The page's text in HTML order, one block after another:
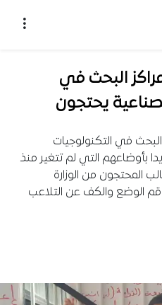
البحث في
يحتجون
البحث في التكنولوجيات
بأوضاعهم التي لم تتغير منذ
المحتجون من الوزارة
الوضع والكف عن التلاعب